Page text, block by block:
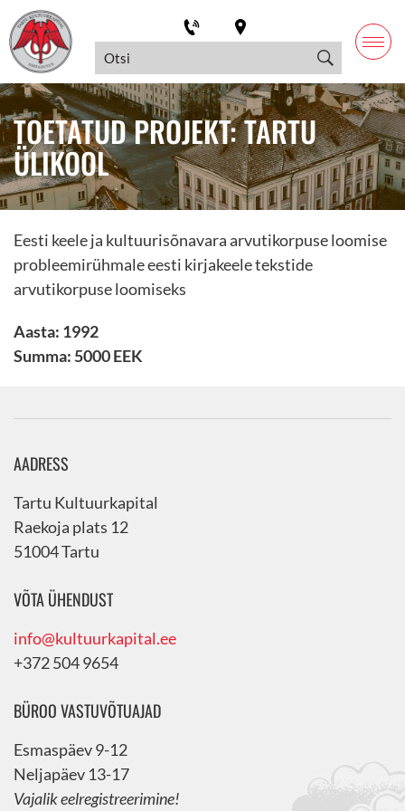
TOETATUD PROJEKT: TARTU
ÜLIKOOL
Eesti keele ja kultuurisõnavara arvutikorpuse loomise
probleemirühmale eesti kirjakeele tekstide
arvutikorpuse loomiseks
Aasta: 1992
Summa: 5000 EEK
AADRESS
Tartu Kultuurkapital
Raekoja plats 12
51004 Tartu
VÕTA ÜHENDUST
info@kultuurkapital.ee
+372 504 9654
BÜROO VASTUVÕTUAJAD
Esmaspäev 9-12
Neljapäev 13-17
Vajalik eelregistreerimine!